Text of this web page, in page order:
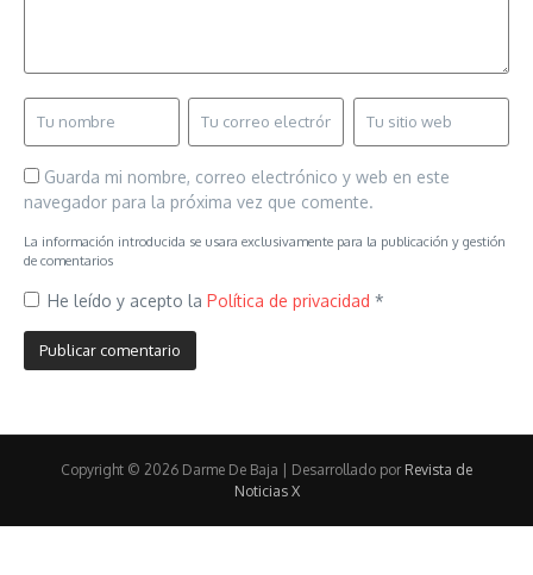
Guarda mi nombre, correo electrónico y web en este
navegador para la próxima vez que comente.
La información introducida se usara exclusivamente para la publicación y gestión
de comentarios
He leído y acepto la Política de privacidad *
Copyright © 2026 Darme De Baja | Desarrollado por Revista de
Noticias X